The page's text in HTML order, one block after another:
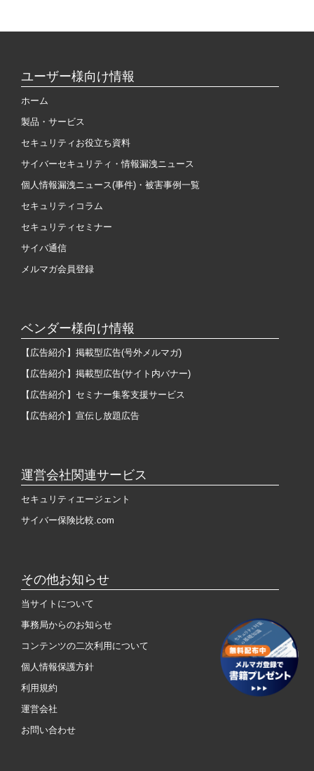
ユーザー様向け情報
ホーム
製品・サービス
セキュリティお役立ち資料
サイバーセキュリティ・情報漏洩ニュース
個人情報漏洩ニュース(事件)・被害事例一覧
セキュリティコラム
セキュリティセミナー
サイバ通信
メルマガ会員登録
ベンダー様向け情報
【広告紹介】掲載型広告(号外メルマガ)
【広告紹介】掲載型広告(サイト内バナー)
【広告紹介】セミナー集客支援サービス
【広告紹介】宣伝し放題広告
運営会社関連サービス
セキュリティエージェント
サイバー保険比較.com
その他お知らせ
当サイトについて
事務局からのお知らせ
コンテンツの二次利用について
個人情報保護方針
利用規約
運営会社
お問い合わせ